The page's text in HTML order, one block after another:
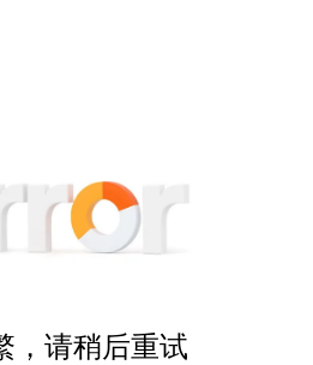
，请稍后重试